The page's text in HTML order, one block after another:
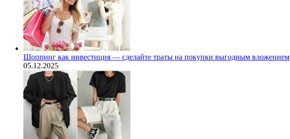
Шоппинг как инвестиция — сделайте траты на покупки выгодным вложением
05.12.2025